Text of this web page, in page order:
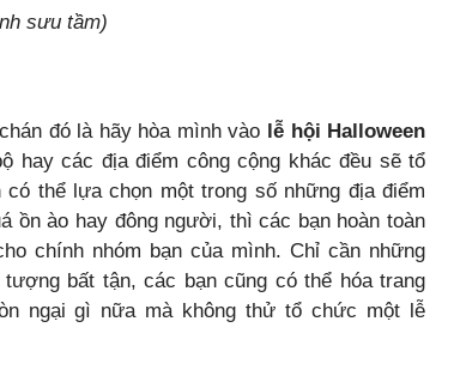
sưu tầm)
đó là hãy hòa mình vào lễ hội Halloween
hay các địa điểm công cộng khác đều sẽ tổ
thể lựa chọn một trong số những địa điểm
ồn ào hay đông người, thì các bạn hoàn toàn
chính nhóm bạn của mình. Chỉ cần những
bất tận, các bạn cũng có thể hóa trang
ngại gì nữa mà không thử tổ chức một lễ